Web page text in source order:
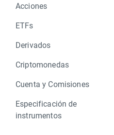
Acciones
ETFs
Derivados
Criptomonedas
Cuenta y Comisiones
Especificación de
instrumentos